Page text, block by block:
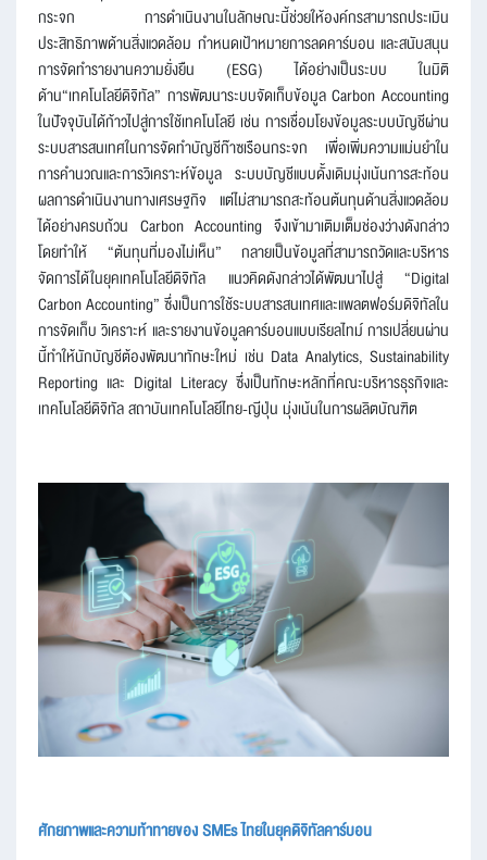
กระจก การดำเนินงานในลักษณะนี้ช่วยให้องค์กรสามารถประเมิน
ประสิทธิภาพด้านสิ่งแวดล้อม กำหนดเป้าหมายการลดคาร์บอน และสนับสนุน
การจัดทำรายงานความยั่งยืน (ESG) ได้อย่างเป็นระบบ ในมิติ
ด้าน“เทคโนโลยีดิจิทัล” การพัฒนาระบบจัดเก็บข้อมูล Carbon Accounting
ในปัจจุบันได้ก้าวไปสู่การใช้เทคโนโลยี เช่น การเชื่อมโยงข้อมูลระบบบัญชีผ่าน
ระบบสารสนเทศในการจัดทำบัญชีก๊าซเรือนกระจก เพื่อเพิ่มความแม่นยำใน
การคำนวณและการวิเคราะห์ข้อมูล ระบบบัญชีแบบดั้งเดิมมุ่งเน้นการสะท้อน
ผลการดำเนินงานทางเศรษฐกิจ แต่ไม่สามารถสะท้อนต้นทุนด้านสิ่งแวดล้อม
ได้อย่างครบถ้วน Carbon Accounting จึงเข้ามาเติมเต็มช่องว่างดังกล่าว
โดยทำให้ “ต้นทุนที่มองไม่เห็น” กลายเป็นข้อมูลที่สามารถวัดและบริหาร
จัดการได้ในยุคเทคโนโลยีดิจิทัล แนวคิดดังกล่าวได้พัฒนาไปสู่ “Digital
Carbon Accounting” ซึ่งเป็นการใช้ระบบสารสนเทศและแพลตฟอร์มดิจิทัลใน
การจัดเก็บ วิเคราะห์ และรายงานข้อมูลคาร์บอนแบบเรียลไทม์ การเปลี่ยนผ่าน
นี้ทำให้นักบัญชีต้องพัฒนาทักษะใหม่ เช่น Data Analytics, Sustainability
Reporting และ Digital Literacy ซึ่งเป็นทักษะหลักที่คณะบริหารธุรกิจและ
เทคโนโลยีดิจิทัล สถาบันเทคโนโลยีไทย-ญีปุ่น มุ่งเน้นในการผลิตบัณฑิต
ศักยภาพและความท้าทายของ SMEs ไทยในยุคดิจิทัลคาร์บอน